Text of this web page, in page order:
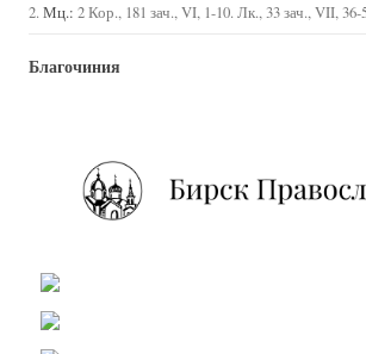
2. Мц.: 2 Кор., 181 зач., VI, 1-10. Лк., 33 зач., VII, 36-
Благочиния